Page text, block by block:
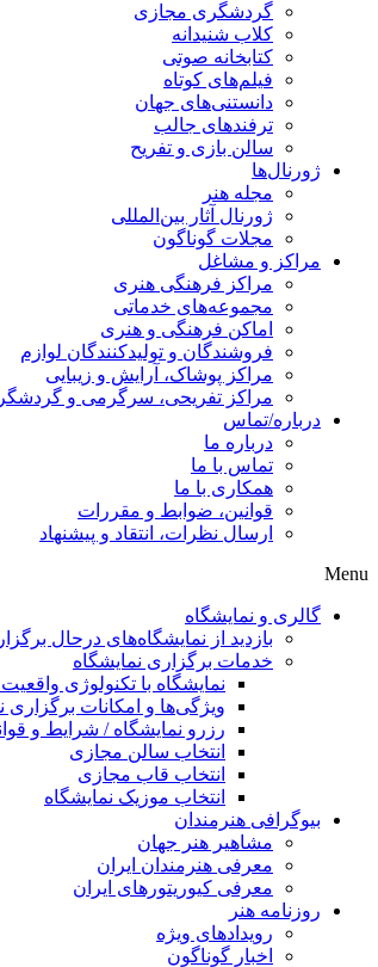
گردشگری مجازی
کلاب شنیدانه
کتابخانه صوتی
فیلم‌های کوتاه
دانستنی‌های جهان
ترفندهای جالب
سالن بازی و تفریح
ژورنال‌ها
مجله هنر
ژورنال آثار بین‌المللی
مجلات گوناگون
مراکز و مشاغل
مراکز فرهنگی هنری
مجموعه‌های خدماتی
اماکن فرهنگی و هنری
فروشندگان و تولیدکنندگان لوازم
مراکز پوشاک، آرایش و زیبایی
مراکز تفریحی، سرگرمی و
درباره/تماس
درباره ما
تماس با ما
همکاری با ما
قوانین، ضوابط و مقررات
ارسال نظرات، انتقاد و پیشنهاد
Menu
گالری و نمایشگاه
بازدید از نمایشگاه‌های درحال
خدمات برگزاری نمایشگاه
نمایشگاه با تکنولوژی
ویژگی‌ها و امکانات برگزاری
رزرو نمایشگاه / شرایط و
انتخاب سالن مجازی
انتخاب قاب مجازی
انتخاب موزیک نمایشگاه
بیوگرافی هنرمندان
مشاهیر هنر جهان
معرفی هنرمندان ایران
معرفی کیوریتورهای ایران
روزنامه هنر
رویدادهای ویژه
اخبار گوناگون